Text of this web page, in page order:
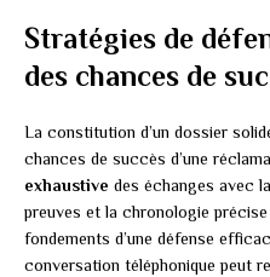
Stratégies de
des chances de
La constitution d’un dossier
chances de succès d’une
exhaustive des échanges avec
preuves et la chronologie
fondements d’une défense
conversation téléphonique peut